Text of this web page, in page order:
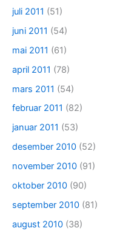
juli 2011 (51)
juni 2011 (54)
mai 2011 (61)
april 2011 (78)
mars 2011 (54)
februar 2011 (82)
januar 2011 (53)
desember 2010 (52)
november 2010 (91)
oktober 2010 (90)
september 2010 (81)
august 2010 (38)